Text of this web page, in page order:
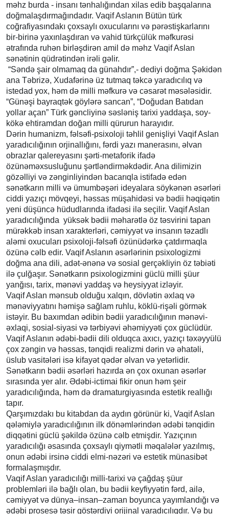
məhz burda - insanı tənhalığından xilas edib başqalarına
doğmalaşdırmağındadır. Vaqif Aslanın Bütün türk
coğrafiyasındakı çoxsaylı oxucularını və pərəstişkarlarını
bir-birinə yaxınlaşdıran və vahid türkçülük məfkurəsi
ətrafında ruhən birləşdirən amil də məhz Vaqif Aslan
sənətinin qüdrətindən irəli gəlir.
“Səndə şair olmamaq da günahdır”,- dediyi doğma Şəkidən
ana Təbrizə, Xudafərinə üz tutmaq təkcə yaradıcılıq və
istedad yox, həm də milli məfkurə və cəsarət məsələsidir.
“Günəşi bayraqtək göylərə sancan”, “Doğudan Batıdan
yollar açan” Türk gəncliyinə səsləniş tarixi yaddaşa, soy-
kökə ehtiramdan doğan milli qürurun harayıdır.
Dərin humanizm, fəlsəfi-psixoloji təhlil genişliyi Vaqif Aslan
yaradıcılığının orjinallığını, fərdi yazı manerasını, əlvan
obrazlar qalereyasını şərti-metaforik ifadə
özünəməxsusluğunu şərtləndirməkdədir. Ana dilimizin
gözəlliyi və zənginliyindən bacarıqla istifadə edən
sənətkarın milli və ümumbəşəri ideyalara söykənən əsərləri
ciddi yazıçı mövqeyi, həssas müşahidəsi və bədii həqiqətin
yeni düşüncə hüdudlarında ifadəsi ilə seçilir. Vaqif Aslan
yaradıcılığında yüksək bədii məharətlə öz təsvirini tapan
mürəkkəb insan xarakterləri, cəmiyyət və insanın təzadlı
aləmi oxucuları psixoloji-fəlsəfi özünüdərkə çatdırmaqla
özünə cəlb edir. Vaqif Aslanın əsərlərinin psixologizmi
doğma ana dili, adət-ənənə və sosial gerçəkliyin öz təbiəti
ilə çulğaşır. Sənətkarın psixologizmini güclü milli şüur
yanğısı, tarix, mənəvi yaddaş və heysiyyat izləyir.
Vaqif Aslan mənsub olduğu xalqın, dövlətin əxlaq və
mənəviyyatını həmişə sağlam ruhlu, köklü-rişəli görmək
istəyir. Bu baxımdan ədibin bədii yaradıcılığının mənəvi-
əxlaqi, sosial-siyasi və tərbiyəvi əhəmiyyəti çox güclüdür.
Vaqif Aslanın ədəbi-bədii dili olduqca axıcı, yazıçı təxəyyülü
çox zəngin və həssas, tənqidi realizmi dərin və əhatəli,
üslub vasitələri isə kifayət qədər əlvan və yetərlidir.
Sənətkarın bədii əsərləri hazırda ən çox oxunan əsərlər
sırasında yer alır. Ədəbi-ictimai fikir onun həm şeir
yaradıcılığında, həm də dramaturgiyasında estetik reallığı
tapır.
Qarşımızdakı bu kitabdan da aydın görünür ki, Vaqif Aslan
qələmiylə yaradıcılığının ilk dönəmlərindən ədəbi tənqidin
diqqətini güclü şəkildə özünə cəlb etmişdir. Yazıçının
yaradıcılığı əsasında çoxsaylı qiymətli məqalələr yazılmış,
onun ədəbi irsinə ciddi elmi-nəzəri və estetik münasibət
formalaşmışdır.
Vaqif Aslan yaradıcılığı milli-tarixi və çağdaş şüur
problemləri ilə bağlı olan, bu bədii keyfiyyətin fərd, ailə,
cəmiyyət və dünya–insan–zaman boyunca yayımlandığı və
ədəbi prosesə təsir göstərdiyi orijinal yaradıcılıqdır. Və bu